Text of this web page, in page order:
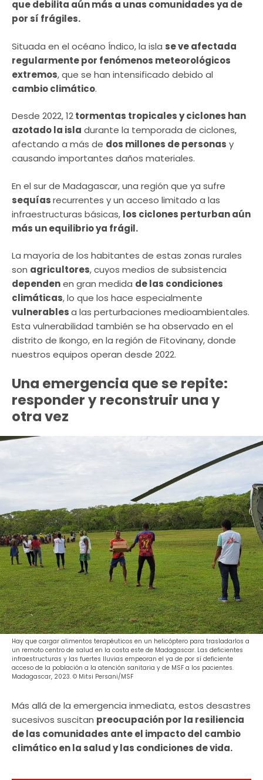
que debilita aún más a unas comunidades ya de
por sí frágiles.
Situada en el océano Índico, la isla se ve afectada
regularmente por fenómenos meteorológicos
extremos, que se han intensificado debido al
cambio climático.
Desde 2022, 12tormentas tropicales y ciclones han
azotado la isla durante la temporada de ciclones,
afectando a más de dos millones de personas y
causando importantes daños materiales.
En el sur de Madagascar, una región que ya sufre
sequíasrecurrentes y un acceso limitado a las
infraestructuras básicas, los ciclones perturban aún
más un equilibrio ya frágil.
La mayoría de los habitantes de estas zonas rurales
son agricultores, cuyos medios de subsistencia
dependenen gran medida de las condiciones
climáticas, lo que los hace especialmente
vulnerablesa las perturbaciones medioambientales.
Esta vulnerabilidad también se ha observado en el
distrito de Ikongo, en la región de Fitovinany, donde
nuestros equipos operan desde 2022.
Una emergencia que se repite:
responder y reconstruir una y
otra vez
Hay que cargar alimentos terapéuticos en un helicóptero para trasladarlos a
un remoto centro de salud en la costa este de Madagascar. Las deficientes
infraestructuras y las fuertes lluvias empeoran el ya de por sí deficiente
acceso de la población a la atención sanitaria y de MSF a los pacientes.
Madagascar, 2023. © Mitsi Persani/MSF
Más allá de la emergencia inmediata, estos desastres
sucesivos suscitan preocupación por la resiliencia
de las comunidades ante el impacto del cambio
climático en la salud y las condiciones de vida.